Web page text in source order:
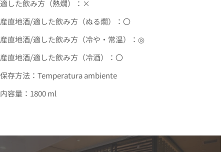
適した飲み方（熱燗）：×
産直地酒/適した飲み方（ぬる燗）：〇
産直地酒/適した飲み方（冷や・常温）：◎
産直地酒/適した飲み方（冷酒）：〇
保存方法：Temperatura ambiente
内容量：1800 ml